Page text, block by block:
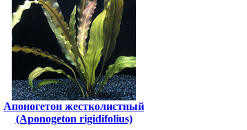
Апоногетон жестколистный
(Aponogeton rigidifolius)